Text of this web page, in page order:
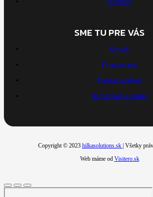
SME TU PRE VÁS
Kontakt
Financovanie
Poistné udalosti
Bezpečnosť a záruka
Copyright © 2023 hilkasolutions.sk | Všetky
Web máme od Visitero.sk